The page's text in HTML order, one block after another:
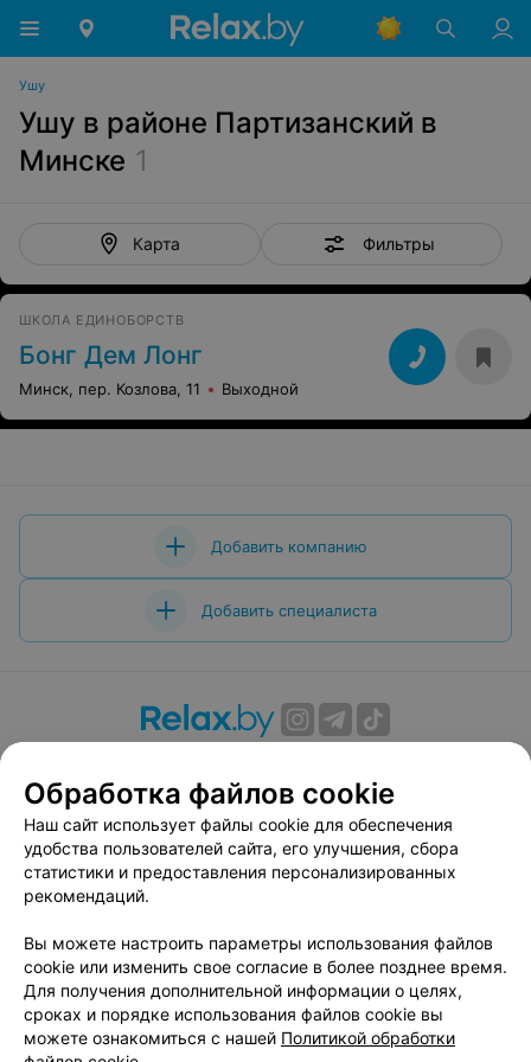
Ушу
Ушу в районе Партизанский в
Минске 1
Карта Фильтры
ШКОЛА ЕДИНОБОРСТВ
Бонг Дем Лонг
Минск, пер. Козлова, 11 Выходной
Добавить компанию
Добавить специалиста
Вакансии
Публичный договор
Способы оплаты
Публичный договор по использованию сервиса
«Афиша»
Пользовательское соглашение
Связаться по вопросам сотрудничества
Написать руководителю relax.by
Персональные настройки cookie
Обработка персональных данных
Обработка файлов cookie
Наш сайт использует файлы cookie для обеспечения
удобства пользователей сайта, его улучшения, сбора
статистики и предоставления персонализированных
рекомендаций.
Вы можете настроить параметры использования файлов
cookie или изменить свое согласие в более позднее время.
Для получения дополнительной информации о целях,
сроках и порядке использования файлов cookie вы
можете ознакомиться с нашей Политикой обработки